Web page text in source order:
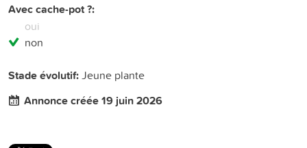
Avec cache-pot ?:
oui
non
Stade évolutif:Jeune plante
Annonce créée 19 juin 2026